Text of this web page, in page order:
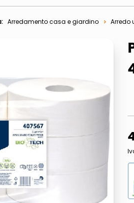
pavimenti
independent occhiali sole 0703
raccolta differenziata
telefonico
capelli spazzola
Arredamento casa e giardino Arredo